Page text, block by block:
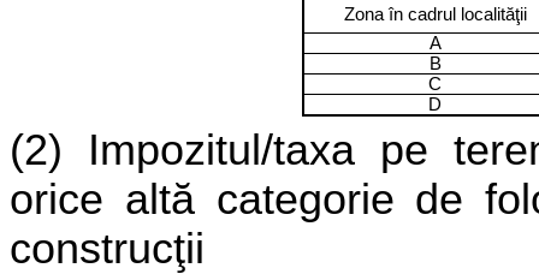
Zona în cadrul localităţii
A
B
C
D
(2) Impozitul/taxa pe
orice altă categorie de
construcţii